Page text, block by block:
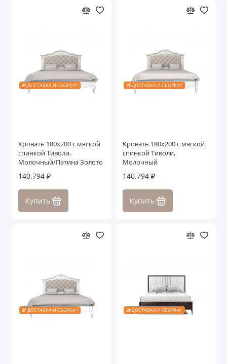
🎁 ДОСТАВКА И СБОРКА*
Кровать 180x200 с мягкой
спинкой Тиволи,
Молочный/Патина Золото
140.794 ₽
Купить
🎁 ДОСТАВКА И СБОРКА*
Кровать 180x200 с мягкой
спинкой Тиволи,
Молочный
140.794 ₽
Купить
🎁 ДОСТАВКА И СБОРКА* 🎁 ДОСТАВКА И СБОРКА*